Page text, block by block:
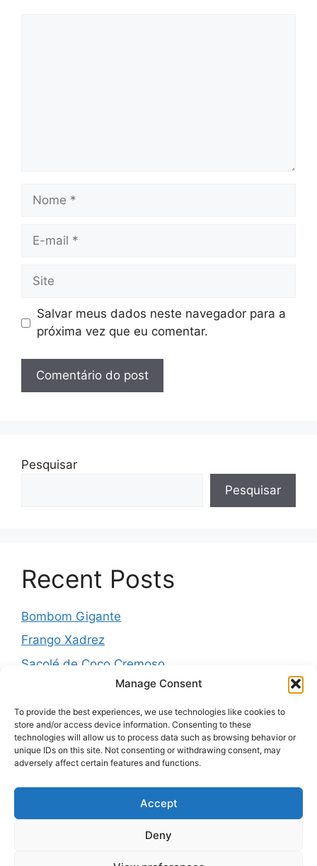
Manage Consent
To provide the best experiences, we use technologies like cookies to
store and/or access device information. Consenting to these
technologies will allow us to process data such as browsing behavior or
unique IDs on this site. Not consenting or withdrawing consent, may
adversely affect certain features and functions.
Accept
Deny
Nome
Site
Salvar meus dados neste navegador para a
próxima vez que eu comentar.
Pesquisar
Pesquisar
Recent Posts
Bombom Gigante
Frango Xadrez
Sacolé de Coco Cremoso
Torta de cebola molhadinha
Pernil Assado com Laranja, Alho e Ervas
Recent Comments
Nenhum comentário para mostrar.